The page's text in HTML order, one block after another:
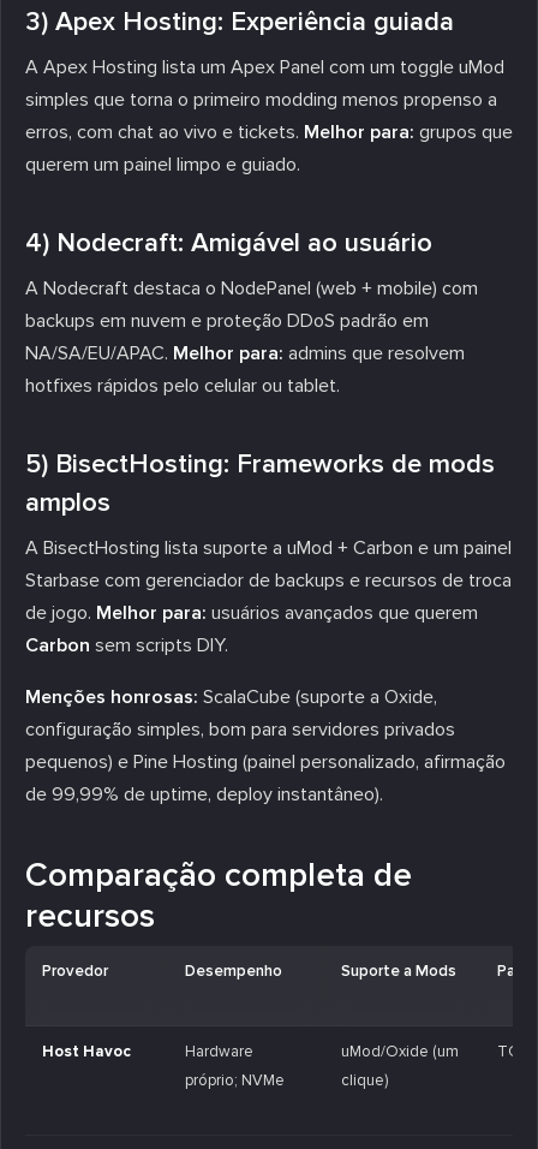
3) Apex Hosting: Experiência guiada
A Apex Hosting lista um Apex Panel com um toggle uMod
simples que torna o primeiro modding menos propenso a
erros, com chat ao vivo e tickets. Melhor para: grupos que
querem um painel limpo e guiado.
4) Nodecraft: Amigável ao usuário
A Nodecraft destaca o NodePanel (web + mobile) com
backups em nuvem e proteção DDoS padrão em
NA/SA/EU/APAC. Melhor para: admins que resolvem
hotfixes rápidos pelo celular ou tablet.
5) BisectHosting: Frameworks de mods
amplos
A BisectHosting lista suporte a uMod + Carbon e um painel
Starbase com gerenciador de backups e recursos de troca
de jogo. Melhor para: usuários avançados que querem
Carbon sem scripts DIY.
Menções honrosas: ScalaCube (suporte a Oxide,
configuração simples, bom para servidores privados
pequenos) e Pine Hosting (painel personalizado, afirmação
de 99,99% de uptime, deploy instantâneo).
Comparação completa de
recursos
Provedor Desempenho Suporte a Mods
Host Havoc
Hardware
próprio; NVMe
uMod/Oxide (um
clique)